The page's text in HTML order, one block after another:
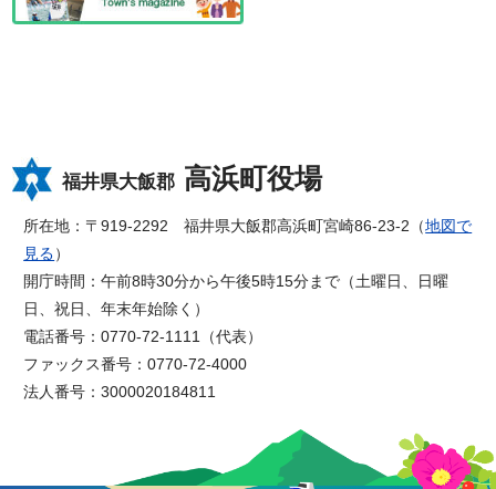
福井県大飯郡 高浜町役場
所在地：〒919-2292 福井県大飯郡高浜町宮崎86-23-2（地図で
見る）
開庁時間：午前8時30分から午後5時15分まで（土曜日、日曜
日、祝日、年末年始除く）
電話番号：0770-72-1111（代表）
ファックス番号：0770-72-4000
法人番号：3000020184811